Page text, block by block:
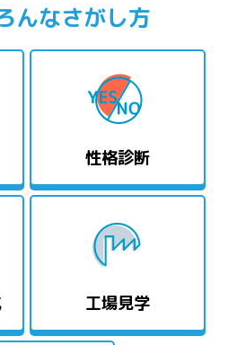
んなさがし方
性格診断
工場見学